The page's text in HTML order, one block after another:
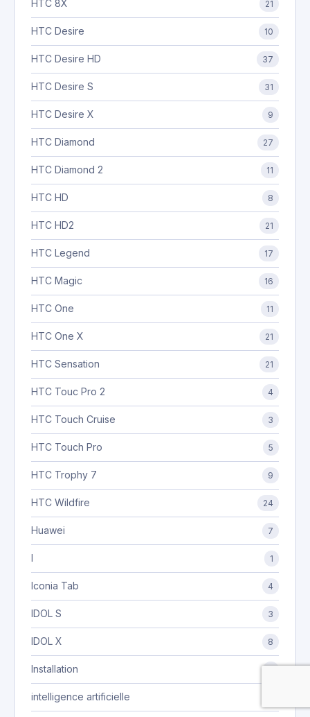
HTC 8X 21
HTC Desire 10
HTC Desire HD 37
HTC Desire S 31
HTC Desire X 9
HTC Diamond 27
HTC Diamond 2 11
HTC HD 8
HTC HD2 21
HTC Legend 17
HTC Magic 16
HTC One 11
HTC One X 21
HTC Sensation 21
HTC Touc Pro 2 4
HTC Touch Cruise 3
HTC Touch Pro 5
HTC Trophy 7 9
HTC Wildfire 24
Huawei 7
I 1
Iconia Tab 4
IDOL S 3
IDOL X 8
Installation 2
intelligence artificielle